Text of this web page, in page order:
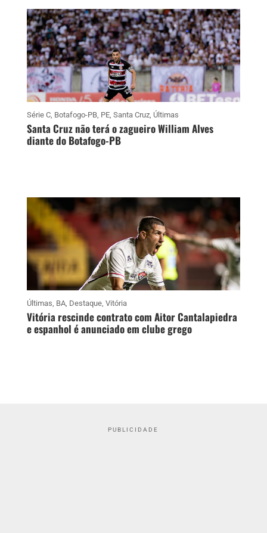
Série C, Botafogo-PB, PE, Santa Cruz, Últimas
Santa Cruz não terá o zagueiro William Alves
diante do Botafogo-PB
Últimas, BA, Destaque, Vitória
Vitória rescinde contrato com Aitor Cantalapiedra
e espanhol é anunciado em clube grego
PUBLICIDADE